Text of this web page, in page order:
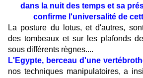
dans la nuit des temps et sa
confirme l'universalité de
La posture du lotus, et d'autres,
des tombeaux et sur les plafonds
sous différents règnes....
L'Egypte, berceau d'une
nos techniques manipulatoires, a